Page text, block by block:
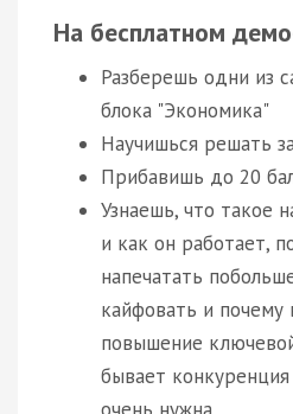
На бесплатном
Разберешь одни из
блока "Экономика"
Научишься решать
Прибавишь до 20
Узнаешь, что такое
и как он работает,
напечатать
кайфовать и почему
повышение
бывает